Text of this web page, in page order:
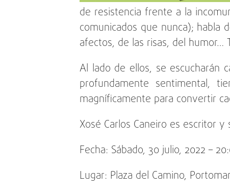
de resistencia frente a la
comunicados que nunca); habla
afectos, de las risas, del humor…
Al lado de ellos, se escucharán
profundamente sentimental,
magníficamente para convertir
Xosé Carlos Caneiro es escritor
Fecha: Sábado, 30 julio, 2022 –
Lugar: Plaza del Camino,